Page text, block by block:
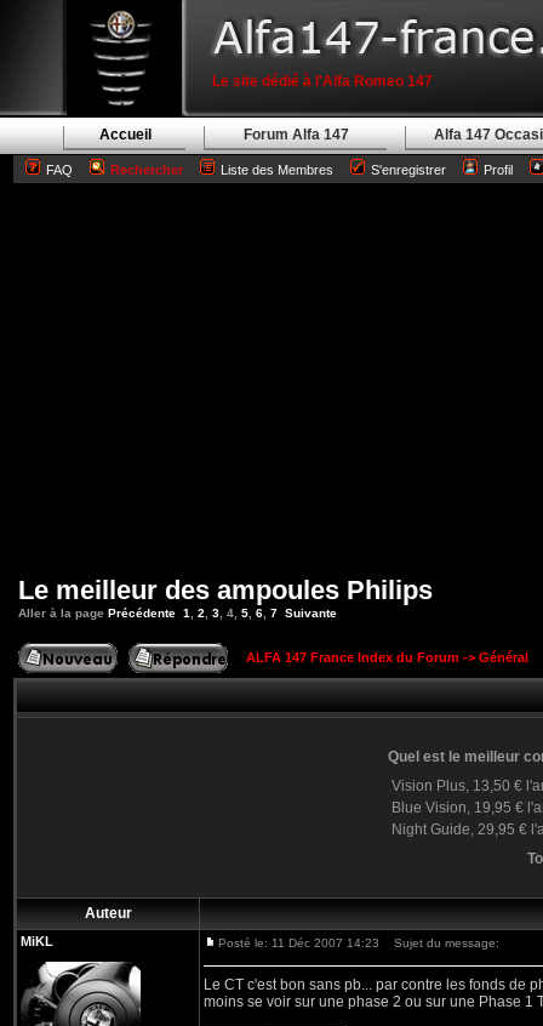
Le site dédié à l'Alfa Romeo 147
Accueil Forum Alfa 147 Alfa 147
FAQ Rechercher Liste des Membres S'enregistrer Profil
Le meilleur des ampoules Philips
Aller à la page Précédente 1 2 3 4 5 6 7 Suivante
ALFA 147 France Index du Forum -> Général
Quel est le meilleur
Vision Plus, 13,50 €
Blue Vision, 19,95 €
Night Guide, 29,95 €
Auteur
MiKL Posté le: 11 Déc 2007 14:23 Sujet du message:
Le CT c'est bon sans pb... par contre les fonds de
moins se voir sur une phase 2 ou sur une Phase 1